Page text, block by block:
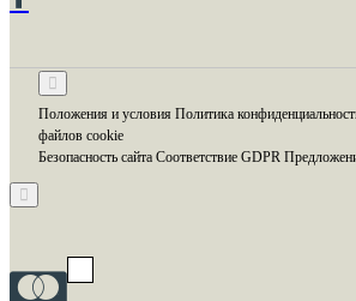
Положения и условия Политика
файлов cookie
Безопасность сайта Соответствие GDPR